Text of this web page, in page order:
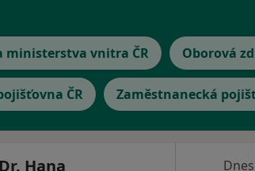
vnitra ČR Oborová
ČR Zaměstnanecká
Hana
Dnes